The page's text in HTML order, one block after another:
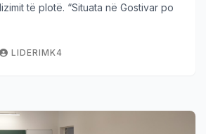
të plotë. “Situata në Gostivar po
LIDERIMK4